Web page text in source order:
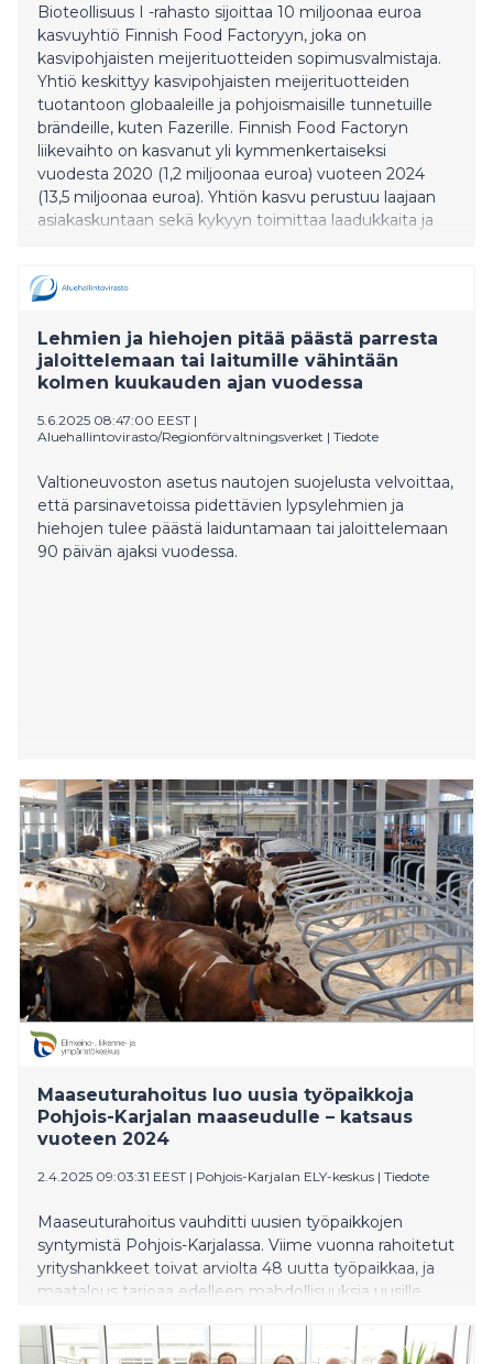
Bioteollisuus I -rahasto sijoittaa 10 miljoonaa euroa
kasvuyhtiö Finnish Food Factoryyn, joka on
kasvipohjaisten meijerituotteiden sopimusvalmistaja.
Yhtiö keskittyy kasvipohjaisten meijerituotteiden
tuotantoon globaaleille ja pohjoismaisille tunnetuille
brändeille, kuten Fazerille. Finnish Food Factoryn
liikevaihto on kasvanut yli kymmenkertaiseksi
vuodesta 2020 (1,2 miljoonaa euroa) vuoteen 2024
(13,5 miljoonaa euroa). Yhtiön kasvu perustuu laajaan
asiakaskuntaan sekä kykyyn toimittaa laadukkaita ja
liiketoiminnan skaalaamiseen. Sen avulla tuetaan
tuotantokapasiteettia. Sijoituksensa avulla artikla 9 -
rahasto edistää siirtymää kestävämpään ja kas
Lehmien ja hiehojen pitää päästä parresta
jaloittelemaan tai laitumille vähintään
kolmen kuukauden ajan vuodessa
5.6.2025 08:47:00 EEST |
Aluehallintovirasto/Regionförvaltningsverket | Tiedote
Valtioneuvoston asetus nautojen suojelusta velvoittaa,
että parsinavetoissa pidettävien lypsylehmien ja
hiehojen tulee päästä laiduntamaan tai jaloittelemaan
90 päivän ajaksi vuodessa.
Maaseuturahoitus luo uusia työpaikkoja
Pohjois-Karjalan maaseudulle – katsaus
vuoteen 2024
2.4.2025 09:03:31 EEST | Pohjois-Karjalan ELY-keskus | Tiedote
Maaseuturahoitus vauhditti uusien työpaikkojen
syntymistä Pohjois-Karjalassa. Viime vuonna rahoitetut
yrityshankkeet toivat arviolta 48 uutta työpaikkaa, ja
maatalous tarjoaa edelleen mahdollisuuksia uusille
huoltovarmuus ja varautuminen.